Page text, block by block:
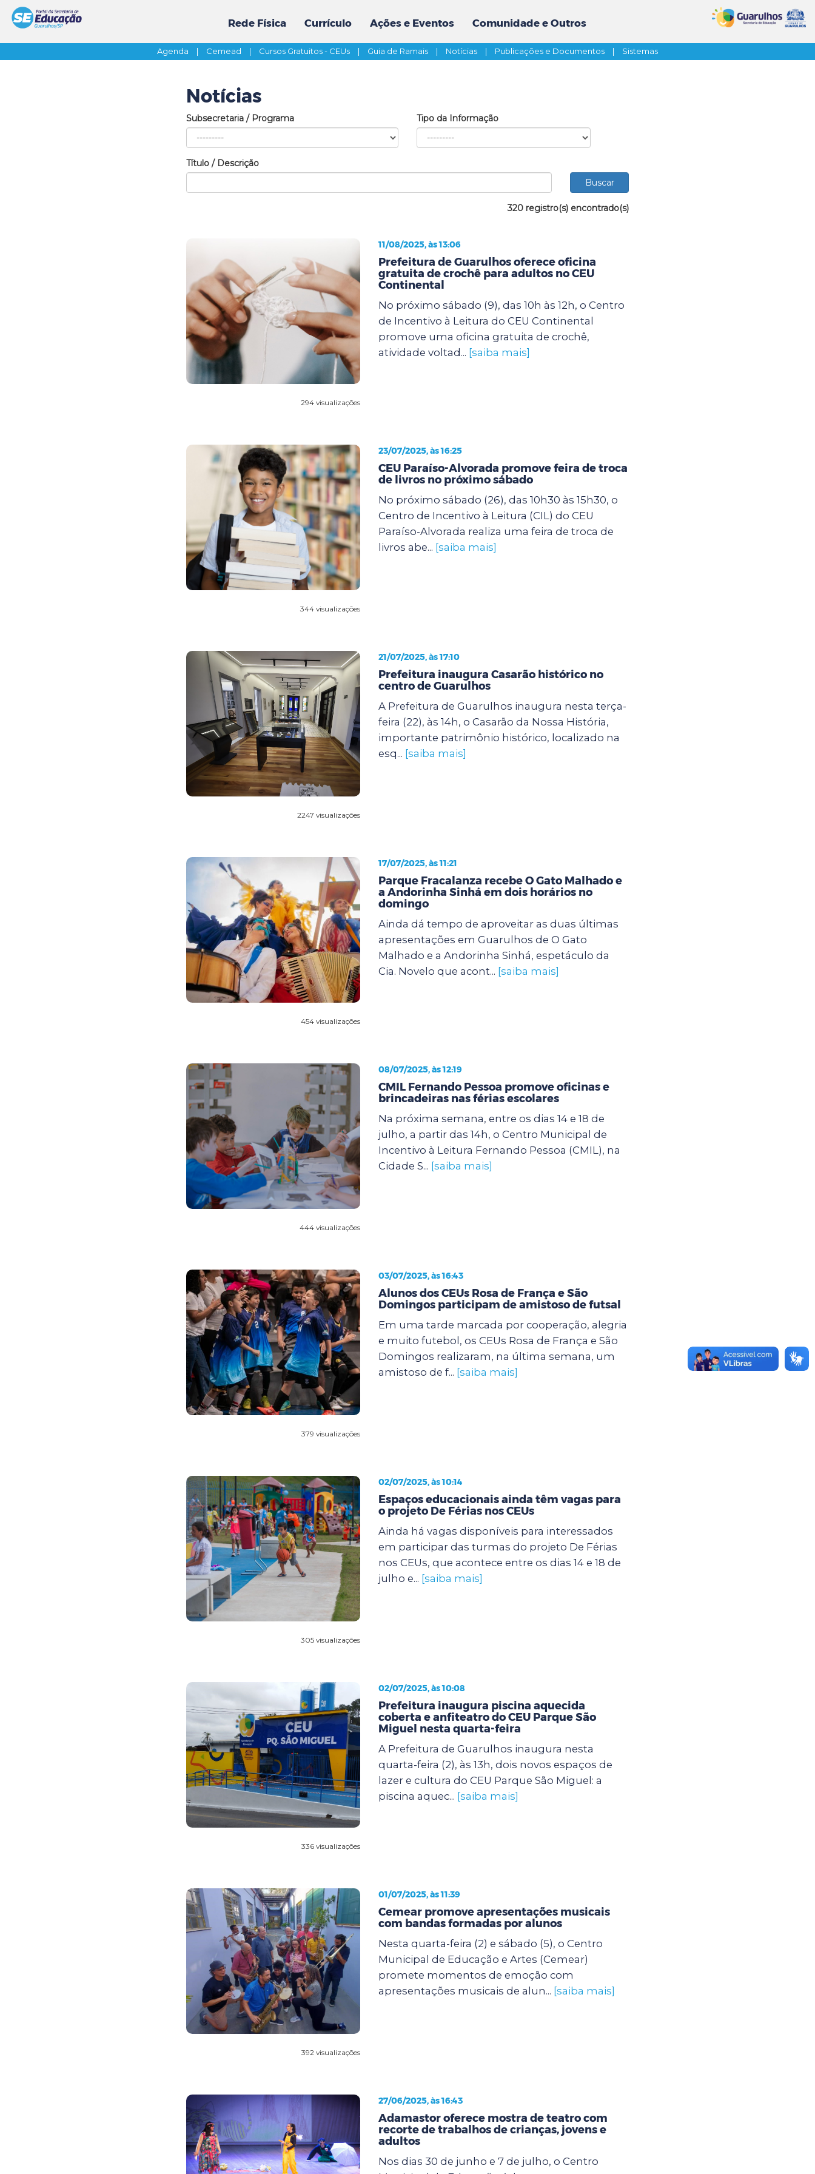
Rede Física Currículo Ações e Eventos Comunidade e Outros
Agenda | Cemead | Cursos Gratuitos - CEUs | Guia de Ramais | Notícias | Publicações e Documentos | Sistemas
Notícias
Subsecretaria / Programa Tipo da Informação
Título / Descrição
320 registro(s) encontrado(s)
294 visualizações
11/08/2025, às 13:06
Prefeitura de Guarulhos oferece oficina
gratuita de crochê para adultos no CEU
Continental
No próximo sábado (9), das 10h às 12h, o Centro
de Incentivo à Leitura do CEU Continental
promove uma oficina gratuita de crochê,
atividade voltad... [saiba mais]
344 visualizações
23/07/2025, às 16:25
CEU Paraíso-Alvorada promove feira de troca
de livros no próximo sábado
No próximo sábado (26), das 10h30 às 15h30, o
Centro de Incentivo à Leitura (CIL) do CEU
Paraíso-Alvorada realiza uma feira de troca de
livros abe... [saiba mais]
2247 visualizações
21/07/2025, às 17:10
Prefeitura inaugura Casarão histórico no
centro de Guarulhos
A Prefeitura de Guarulhos inaugura nesta terça-
feira (22), às 14h, o Casarão da Nossa História,
importante patrimônio histórico, localizado na
esq... [saiba mais]
454 visualizações
17/07/2025, às 11:21
Parque Fracalanza recebe O Gato Malhado e
a Andorinha Sinhá em dois horários no
domingo
Ainda dá tempo de aproveitar as duas últimas
apresentações em Guarulhos de O Gato
Malhado e a Andorinha Sinhá, espetáculo da
Cia. Novelo que acont... [saiba mais]
444 visualizações
08/07/2025, às 12:19
CMIL Fernando Pessoa promove oficinas e
brincadeiras nas férias escolares
Na próxima semana, entre os dias 14 e 18 de
julho, a partir das 14h, o Centro Municipal de
Incentivo à Leitura Fernando Pessoa (CMIL), na
Cidade S... [saiba mais]
379 visualizações
03/07/2025, às 16:43
Alunos dos CEUs Rosa de França e São
Domingos participam de amistoso de futsal
Em uma tarde marcada por cooperação, alegria
e muito futebol, os CEUs Rosa de França e São
Domingos realizaram, na última semana, um
amistoso de f... [saiba mais]
305 visualizações
02/07/2025, às 10:14
Espaços educacionais ainda têm vagas para
o projeto De Férias nos CEUs
Ainda há vagas disponíveis para interessados
em participar das turmas do projeto De Férias
nos CEUs, que acontece entre os dias 14 e 18 de
julho e... [saiba mais]
336 visualizações
02/07/2025, às 10:08
Prefeitura inaugura piscina aquecida
coberta e anfiteatro do CEU Parque São
Miguel nesta quarta-feira
A Prefeitura de Guarulhos inaugura nesta
quarta-feira (2), às 13h, dois novos espaços de
lazer e cultura do CEU Parque São Miguel: a
piscina aquec... [saiba mais]
392 visualizações
01/07/2025, às 11:39
Cemear promove apresentações musicais
com bandas formadas por alunos
Nesta quarta-feira (2) e sábado (5), o Centro
Municipal de Educação e Artes (Cemear)
promete momentos de emoção com
apresentações musicais de alun... [saiba mais]
27/06/2025, às 16:43
Adamastor oferece mostra de teatro com
recorte de trabalhos de crianças, jovens e
adultos
Nos dias 30 de junho e 7 de julho, o Centro